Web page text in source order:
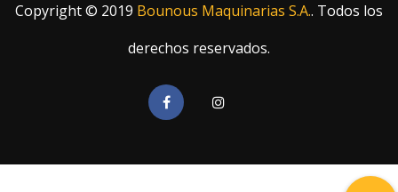
Copyright © 2019 Bounous Maquinarias S.A.. Todos los
derechos reservados.